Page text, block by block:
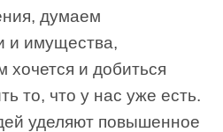
думаем
и имущества,
и добиться
то, что у нас уже есть.
уделяют повышенное